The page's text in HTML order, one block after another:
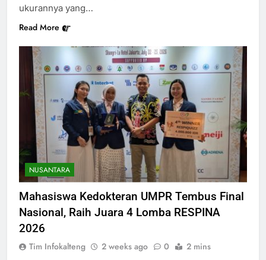
ukurannya yang…
Read More
NUSANTARA
Mahasiswa Kedokteran UMPR Tembus Final
Nasional, Raih Juara 4 Lomba RESPINA
2026
Tim Infokalteng 2 weeks ago 0 2 mins